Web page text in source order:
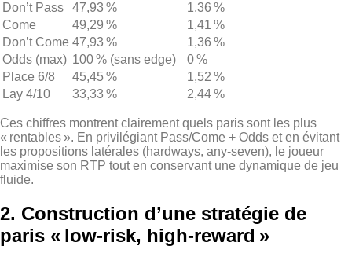
Don’t Pass
47,93 %
1,36 %
Come
49,29 %
1,41 %
Don’t Come 47,93 %
1,36 %
Odds (max) 100 % (sans edge)
0 %
Place 6/8
45,45 %
1,52 %
Lay 4/10
33,33 % 2,44 %
Ces chiffres montrent clairement quels paris sont les plus
« rentables ». En privilégiant Pass/Come + Odds et en évitant
les propositions latérales (hardways, any‑seven), le joueur
maximise son RTP tout en conservant une dynamique de jeu
fluide.
2. Construction d’une stratégie de
paris « low‑risk, high‑reward »